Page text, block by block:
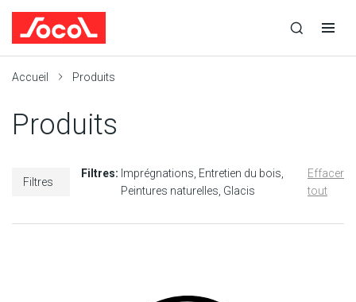
recherche
recherche
navigation
Accueil Produits
Produits
Filtres
Filtres: Imprégnations Entretien du bois
Peintures naturelles Glacis
Effacer
tout